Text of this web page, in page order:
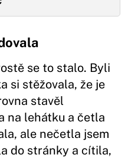
se to stalo. Byli
si stěžovala, že je
stavěl
na lehátku a četla
ale nečetla jsem
do stránky a cítila,